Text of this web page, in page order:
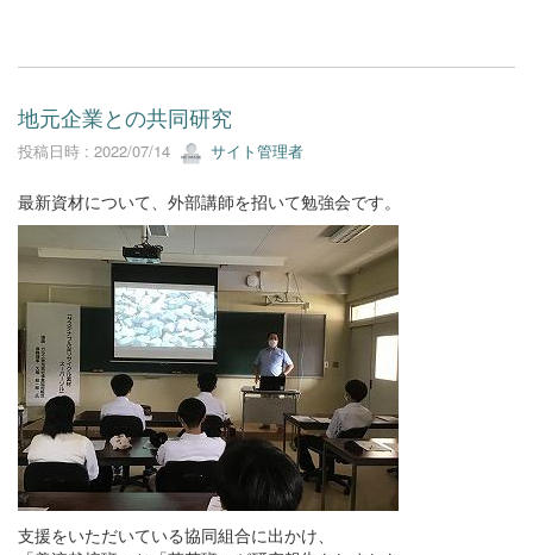
地元企業との共同研究
投稿日時 : 2022/07/14 サイト管理者
最新資材について、外部講師を招いて勉強会です。
支援をいただいている協同組合に出かけ、